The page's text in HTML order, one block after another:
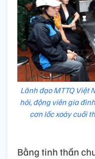
Lãnh đạo MTTQ Việt
hỏi, động viên gia
cơn lốc xoáy cuối
Bằng tinh thần